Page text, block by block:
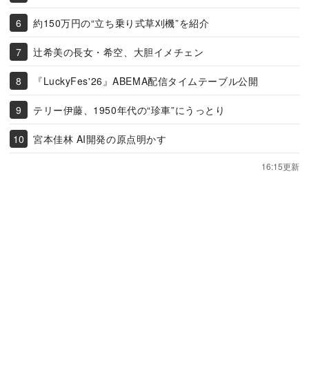
約150万円の“立ち乗り式草刈機”を紹介
辻希美の長女・希空、大胆イメチェン
『LuckyFes'26』ABEMA配信タイムテーブル公開
テリー伊藤、1950年代の“珍車”にうっとり
宮本佳林 AI開発の原点明かす
16:15更新